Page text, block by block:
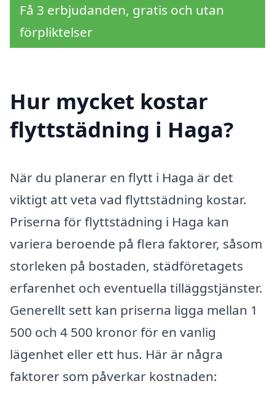
Få 3 erbjudanden, gratis och utan
förpliktelser
Hur mycket kostar
flyttstädning i Haga?
När du planerar en flytt i Haga är det
viktigt att veta vad flyttstädning kostar.
Priserna för flyttstädning i Haga kan
variera beroende på flera faktorer, såsom
storleken på bostaden, städföretagets
erfarenhet och eventuella tilläggstjänster.
Generellt sett kan priserna ligga mellan 1
500 och 4 500 kronor för en vanlig
lägenhet eller ett hus. Här är några
faktorer som påverkar kostnaden: